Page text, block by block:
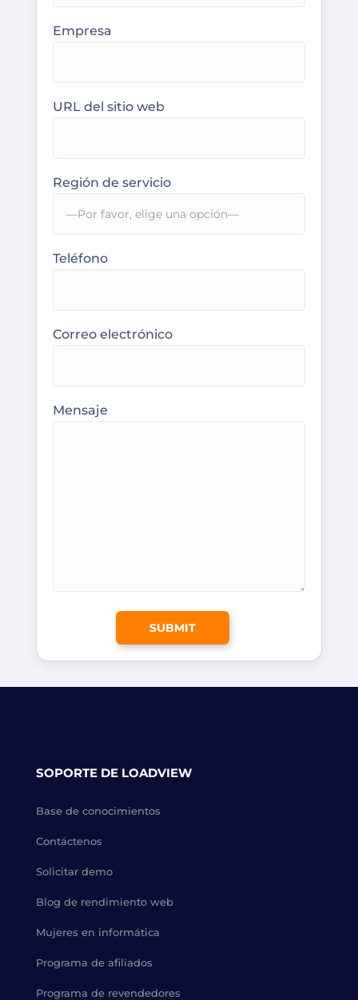
Empresa
URL del sitio web
Región de servicio
Teléfono
Correo electrónico
Mensaje
SOPORTE DE LOADVIEW
Base de conocimientos
Contáctenos
Solicitar demo
Blog de rendimiento web
Mujeres en informática
Programa de afiliados
Programa de revendedores